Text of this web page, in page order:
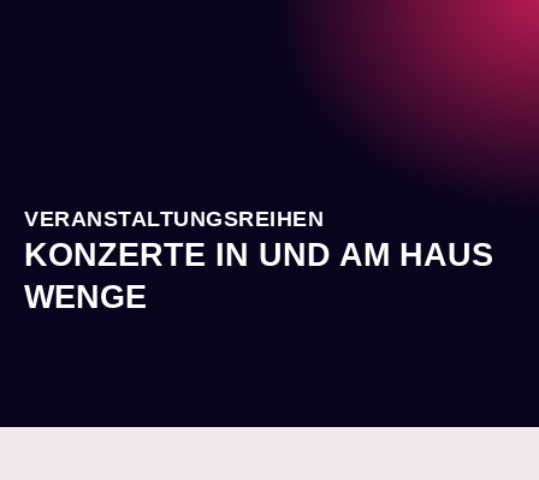
VERANSTALTUNGSREIHEN
KONZERTE IN UND AM HAUS
WENGE